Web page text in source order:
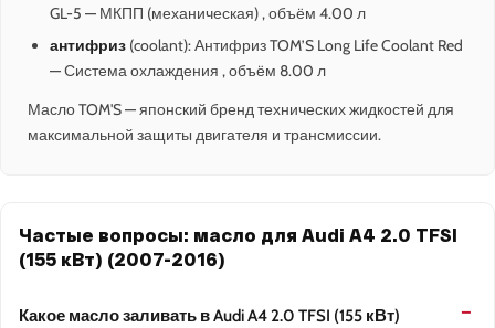
GL-5 — МКПП (механическая) , объём 4.00 л
антифриз (coolant): Антифриз TOM’S Long Life Coolant Red
— Система охлаждения , объём 8.00 л
Масло TOM'S — японский бренд технических жидкостей для
максимальной защиты двигателя и трансмиссии.
Частые вопросы: масло для Audi A4 2.0 TFSI
(155 кВт) (2007-2016)
Какое масло заливать в Audi A4 2.0 TFSI (155 кВт)